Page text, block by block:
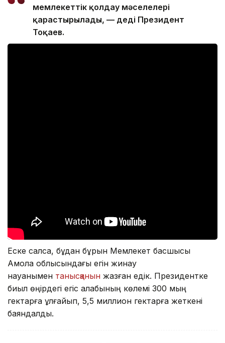
мемлекеттік қолдау мәселелері
қарастырылады, — деді Президент
Тоқаев.
Еске салсақ, бұдан бұрын Мемлекет басшысы
Ақмола облысындағы егін жинау
науқанымен танысқанын жазған едік. Президентке
биыл өңірдегі егіс алқабының көлемі 300 мың
гектарға ұлғайып, 5,5 миллион гектарға жеткені
баяндалды.